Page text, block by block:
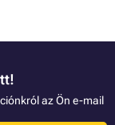
az Ön e-mail